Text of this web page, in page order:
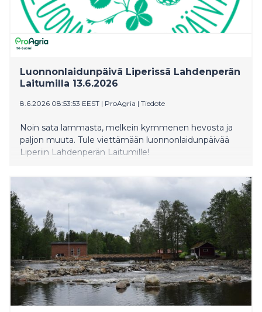
Luonnonlaidunpäivä Liperissä Lahdenperän
Laitumilla 13.6.2026
8.6.2026 08:53:53 EEST | ProAgria | Tiedote
Noin sata lammasta, melkein kymmenen hevosta ja
paljon muuta. Tule viettämään luonnonlaidunpäivää
Liperiin Lahdenperän Laitumille!